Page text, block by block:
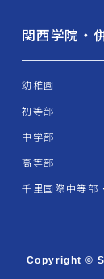
関西学院・
幼稚園
初等部
中学部
高等部
千里国際中等部
Copyright ©